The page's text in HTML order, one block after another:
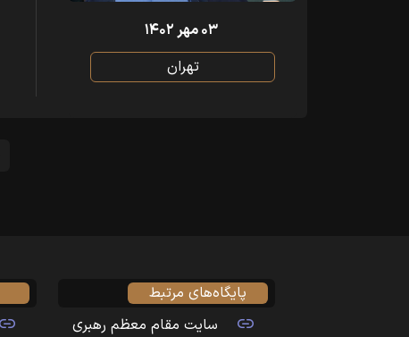
۰۳ مهر ۱۴۰۲
تهران
پایگاه‌های مرتبط
سایت مقام معظم رهبری